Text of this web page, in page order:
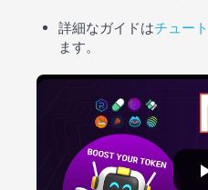
詳細なガイドはチュー
ます。